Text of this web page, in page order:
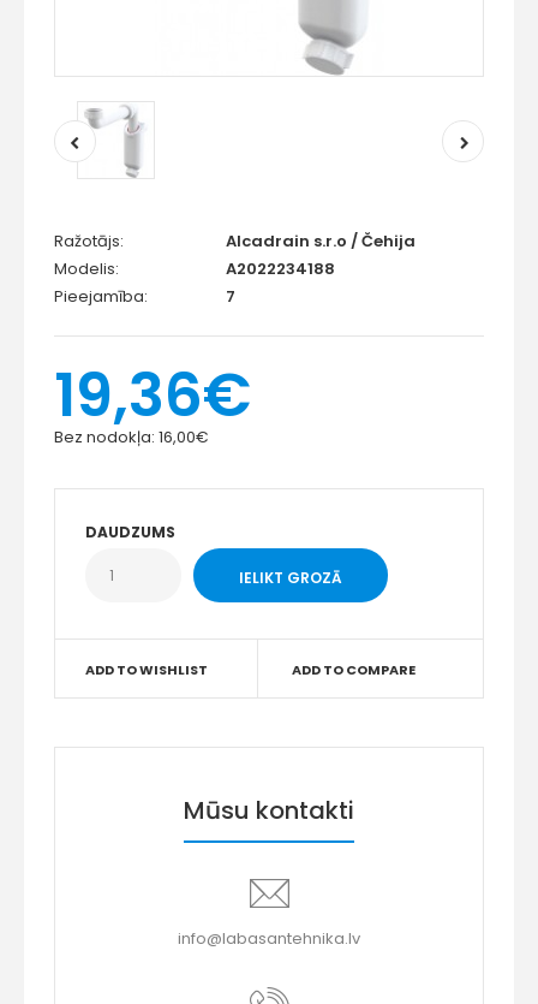
Ražotājs:
Alcadrain s.r.o / Čehija
Modelis:
A2022234188
Pieejamība:
7
19,36€
Bez nodokļa: 16,00€
DAUDZUMS
ADD TO WISHLIST ADD TO COMPARE
Mūsu kontakti
info@labasantehnika.lv